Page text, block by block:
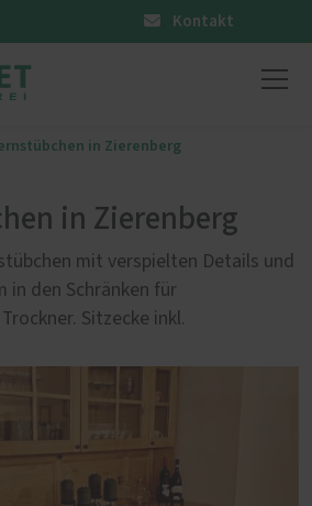
Kontakt
in Zierenberg
in Zierenberg
mit verspielten Details und
in den Schränken für
Sitzecke inkl.